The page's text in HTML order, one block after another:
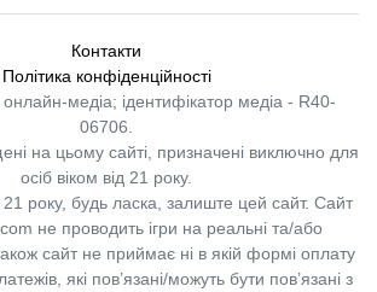
Контакти
Політика конфіденційності
медіа; ідентифікатор медіа - R40-
06706.
на цьому сайті, призначені виключно для
осіб віком від 21 року.
року, будь ласка, залиште цей сайт. Сайт
не проводить ігри на реальні та/або
сайт не приймає ні в якій формі оплату
які пов’язані/можуть бути пов’язані з